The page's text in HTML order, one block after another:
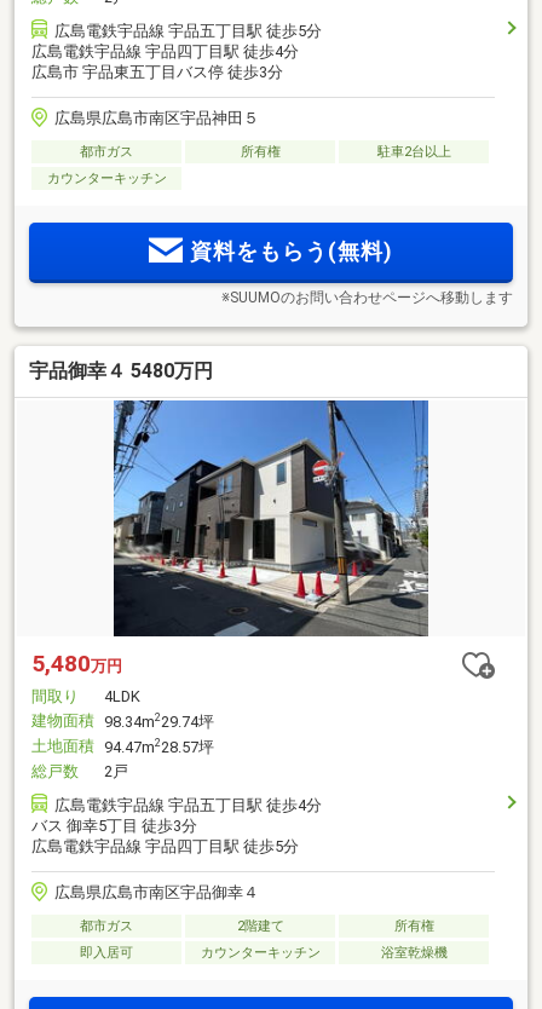
広島電鉄宇品線 宇品五丁目駅 徒歩5分
広島電鉄宇品線 宇品四丁目駅 徒歩4分
広島市 宇品東五丁目バス停 徒歩3分
広島県広島市南区宇品神田５
都市ガス 所有権
駐車2台以上
カウンターキッチン
資料をもらう(無料)
※SUUMOのお問い合わせページへ移動します
宇品御幸４ 5480万円
5,480万円
間取り
4LDK
建物面積 98.34m229.74坪
土地面積 94.47m228.57坪
総戸数
2戸
広島電鉄宇品線 宇品五丁目駅 徒歩4分
バス 御幸5丁目 徒歩3分
広島電鉄宇品線 宇品四丁目駅 徒歩5分
広島県広島市南区宇品御幸４
都市ガス 2階建て
所有権
即入居可
カウンターキッチン 浴室乾燥機